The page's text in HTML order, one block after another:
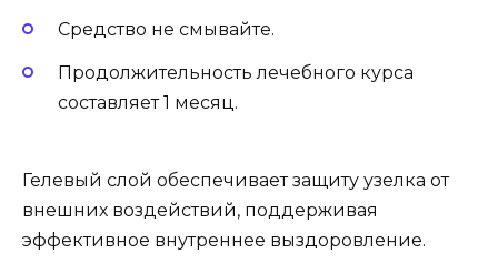
Средство не смывайте.
Продолжительность лечебного курса
составляет 1 месяц.
Гелевый слой обеспечивает защиту узелка от
внешних воздействий, поддерживая
эффективное внутреннее выздоровление.